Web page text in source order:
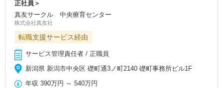
正社員＞
真友サークル 中央療育センター
株式会社真友社
転職支援サービス経由
サービス管理責任者 / 正職員
新潟県 新潟市中央区 礎町通3ノ町2140 礎町事務所ビル1F
年収 390万円 ～540万円